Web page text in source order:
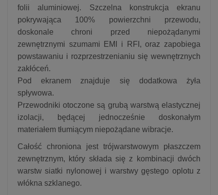
folii aluminiowej. Szczelna konstrukcja ekranu
pokrywająca 100% powierzchni przewodu,
doskonale chroni przed niepożądanymi
zewnętrznymi szumami EMI i RFI, oraz zapobiega
powstawaniu i rozprzestrzenianiu się wewnętrznych
zakłóceń.
Pod ekranem znajduje się dodatkowa żyła
spływowa.
Przewodniki otoczone są grubą warstwą elastycznej
izolacji, będącej jednocześnie doskonałym
materiałem tłumiącym niepożądane wibracje.
Całość chroniona jest trójwarstwowym płaszczem
zewnętrznym, który składa się z kombinacji dwóch
warstw siatki nylonowej i warstwy gęstego oplotu z
włókna szklanego.